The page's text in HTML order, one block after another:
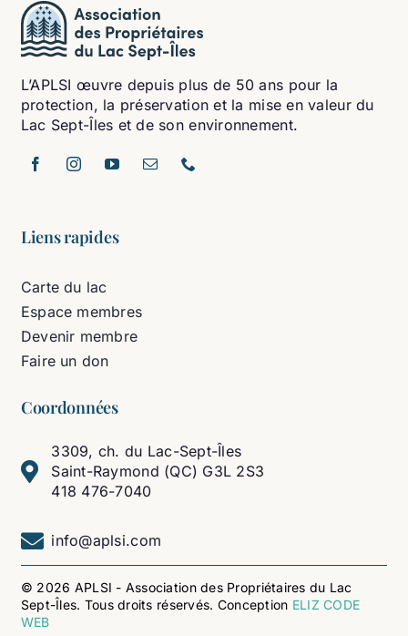
L’APLSI œuvre depuis plus de 50 ans pour la
protection, la préservation et la mise en valeur du
Lac Sept-Îles et de son environnement.
Liens rapides
Carte du lac
Espace membres
Devenir membre
Faire un don
Coordonnées
3309, ch. du Lac-Sept-Îles
Saint-Raymond (QC) G3L 2S3
418 476-7040
info@aplsi.com
© 2026 APLSI - Association des Propriétaires du Lac
Sept-Îles. Tous droits réservés. Conception ELIZ CODE
WEB